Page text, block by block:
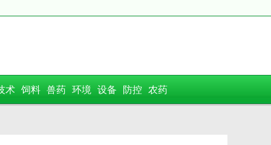
术 饲料 兽药 环境 设备 防控 农药